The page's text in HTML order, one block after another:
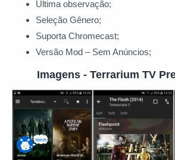
Última observação;
Seleção Gênero;
Suporta Chromecast;
Versão Mod – Sem Anúncios;
Imagens - Terrarium TV